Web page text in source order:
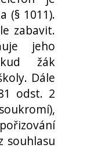
(§ 1011).
zabavit.
jeho
žák
Dále
odst. 2
souhlasu